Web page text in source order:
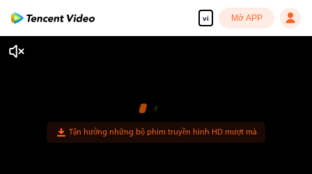
vi Mở APP
Tận hưởng những bộ phim truyền hình HD mượt mà